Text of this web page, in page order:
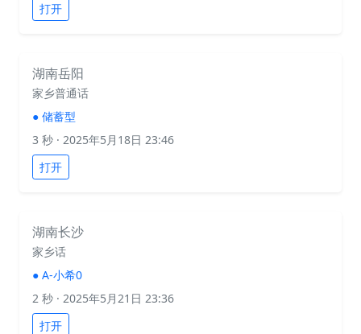
打开
湖南岳阳
家乡普通话
● 储蓄型
3 秒 · 2025年5月18日 23:46
打开
湖南长沙
家乡话
● A-小希0
2 秒 · 2025年5月21日 23:36
打开